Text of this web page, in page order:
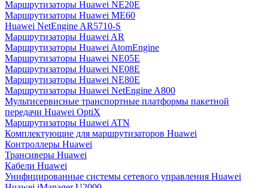
Маршрутизаторы Huawei NE20E
Маршрутизаторы Huawei ME60
Huawei NetEngine AR5710-S
Маршрутизаторы Huawei AR
Маршрутизаторы Huawei AtomEngine
Маршрутизаторы Huawei NE05E
Маршрутизаторы Huawei NE08E
Маршрутизаторы Huawei NE80E
Маршрутизаторы Huawei NetEngine A800
Мультисервисные транспортные платформы пакетной
передачи Huawei OptiX
Маршрутизаторы Huawei ATN
Комплектующие для маршрутизаторов Huawei
Контроллеры Huawei
Трансиверы Huawei
Кабели Huawei
Унифицированные системы сетевого управления Huawei